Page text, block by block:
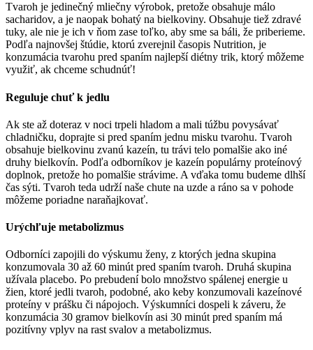
Tvaroh je jedinečný mliečny výrobok, pretože obsahuje málo
sacharidov, a je naopak bohatý na bielkoviny. Obsahuje tiež zdravé
tuky, ale nie je ich v ňom zase toľko, aby sme sa báli, že priberieme.
Podľa najnovšej štúdie, ktorú zverejnil časopis Nutrition, je
konzumácia tvarohu pred spaním najlepší diétny trik, ktorý môžeme
využiť, ak chceme schudnúť!
Reguluje chuť k jedlu
Ak ste až doteraz v noci trpeli hladom a mali túžbu povysávať
chladničku, doprajte si pred spaním jednu misku tvarohu. Tvaroh
obsahuje bielkovinu zvanú kazeín, tu trávi telo pomalšie ako iné
druhy bielkovín. Podľa odborníkov je kazeín populárny proteínový
doplnok, pretože ho pomalšie strávime. A vďaka tomu budeme dlhší
čas sýti. Tvaroh teda udrží naše chute na uzde a ráno sa v pohode
môžeme poriadne naraňajkovať.
Urýchľuje metabolizmus
Odborníci zapojili do výskumu ženy, z ktorých jedna skupina
konzumovala 30 až 60 minút pred spaním tvaroh. Druhá skupina
užívala placebo. Po prebudení bolo množstvo spálenej energie u
žien, ktoré jedli tvaroh, podobné, ako keby konzumovali kazeínové
proteíny v prášku či nápojoch. Výskumníci dospeli k záveru, že
konzumácia 30 gramov bielkovín asi 30 minút pred spaním má
pozitívny vplyv na rast svalov a metabolizmus.